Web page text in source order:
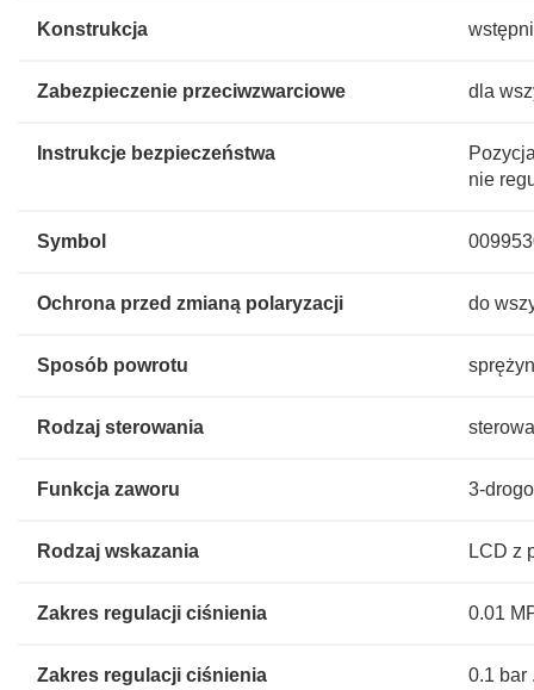
Konstrukcja
Zabezpieczenie przeciwzwarciowe dla
Instrukcje bezpieczeństwa
nie
Symbol
Ochrona przed zmianą polaryzacji do
Sposób powrotu
Rodzaj sterowania
Funkcja zaworu 3-
Rodzaj wskazania LCD z
Zakres regulacji ciśnienia 0.01
Zakres regulacji ciśnienia 0.1 bar